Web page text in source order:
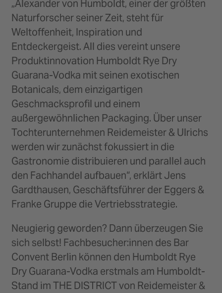
„Alexander von Humboldt, einer der größten
Naturforscher seiner Zeit, steht für
Weltoffenheit, Inspiration und
Entdeckergeist. All dies vereint unsere
Produktinnovation Humboldt Rye Dry
Guarana-Vodka mit seinen exotischen
Botanicals, dem einzigartigen
Geschmacksprofil und einem
außergewöhnlichen Packaging. Über unser
Tochterunternehmen Reidemeister & Ulrichs
werden wir zunächst fokussiert in die
Gastronomie distribuieren und parallel auch
den Fachhandel aufbauen“, erklärt Jens
Gardthausen, Geschäftsführer der Eggers &
Franke Gruppe die Vertriebsstrategie.
Neugierig geworden? Dann überzeugen Sie
sich selbst! Fachbesucher:innen des Bar
Convent Berlin können den Humboldt Rye
Dry Guarana-Vodka erstmals am Humboldt-
Stand im THE DISTRICT von Reidemeister &